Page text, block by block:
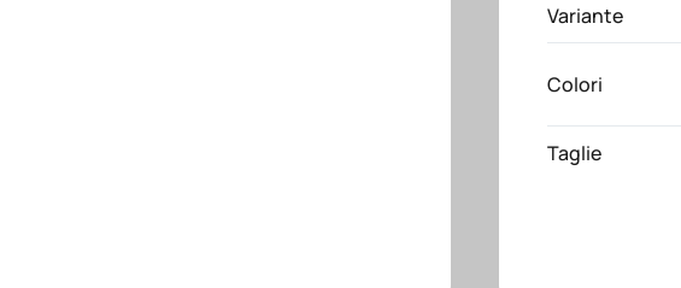
Variante
Colori
Taglie